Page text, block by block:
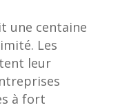
une centaine
Les
leur
à fort